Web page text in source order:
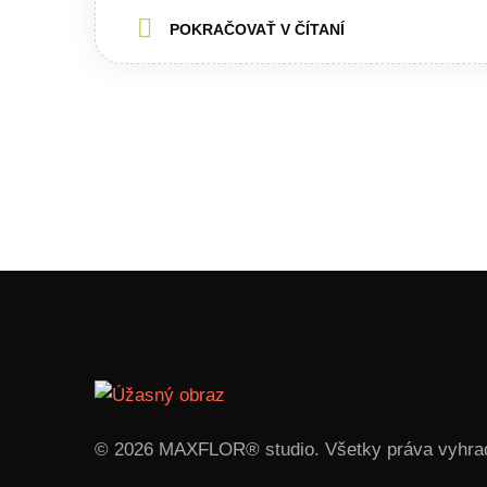
POKRAČOVAŤ V ČÍTANÍ
© 2026 MAXFLOR® studio. Všetky práva